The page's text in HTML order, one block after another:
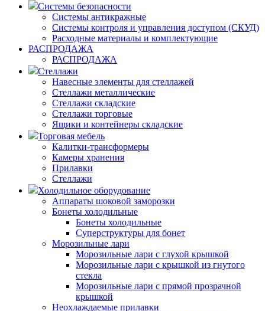
Системы безопасности
Системы антикражные
Системы контроля и управления доступом (СКУД)
Расходные материалы и комплектующие
РАСПРОДАЖА
РАСПРОДАЖА
Стеллажи
Навесные элементы для стеллажей
Стеллажи металлические
Стеллажи складские
Стеллажи торговые
Ящики и контейнеры складские
Торговая мебель
Калитки-трансформеры
Камеры хранения
Прилавки
Стеллажи
Холодильное оборудование
Аппараты шоковой заморозки
Бонеты холодильные
Бонеты холодильные
Суперструктуры для бонет
Морозильные лари
Морозильные лари с глухой крышкой
Морозильные лари с крышкой из гнутого
стекла
Морозильные лари с прямой прозрачной
крышкой
Неохлаждаемые прилавки